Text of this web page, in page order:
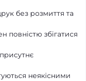
без розмиття та
повністю збігатися
неякісними